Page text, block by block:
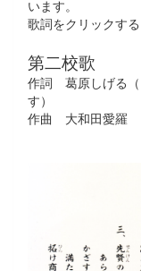
います。
歌詞をクリックす
第二校歌
作詞 葛原しげる（
す）
作曲 大和田愛羅